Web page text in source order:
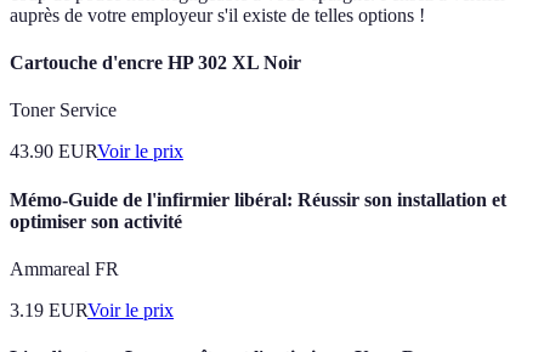
auprès de votre employeur s'il existe de telles options !
Cartouche d'encre HP 302 XL Noir
Toner Service
43.90 EURVoir le prix
Mémo-Guide de l'infirmier libéral: Réussir son installation et
optimiser son activité
Ammareal FR
3.19 EURVoir le prix